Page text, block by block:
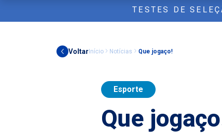
TESTES DE
Voltar Início Notícias Que jogaço!
Esporte
Que